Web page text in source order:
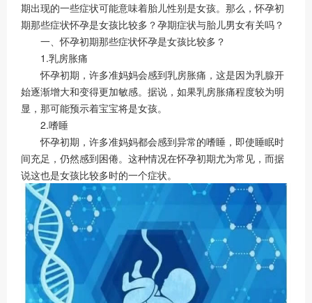
期出现的一些症状可能意味着胎儿性别是女孩。那么，怀孕初
期那些症状怀孕是女孩比较多？孕期症状与胎儿男女有关吗？
一、怀孕初期那些症状怀孕是女孩比较多？
1.乳房胀痛
怀孕初期，许多准妈妈会感到乳房胀痛，这是因为乳腺开
始逐渐增大和变得更加敏感。据说，如果乳房胀痛程度较为明
显，那可能预示着宝宝将是女孩。
2.嗜睡
怀孕初期，许多准妈妈都会感到异常的嗜睡，即使睡眠时
间充足，仍然感到困倦。这种情况在怀孕初期尤为常见，而据
说这也是女孩比较多时的一个症状。